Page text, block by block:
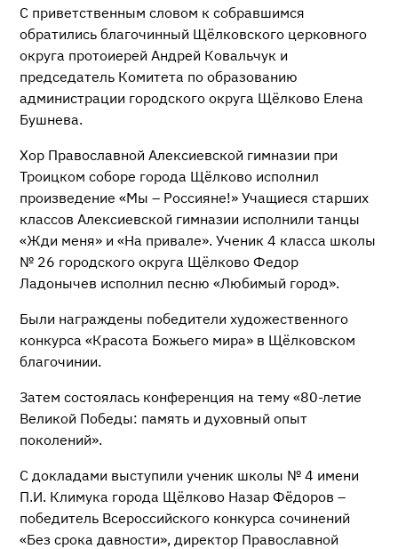
С приветственным словом к собравшимся
обратились благочинный Щёлковского церковного
округа протоиерей Андрей Ковальчук и
председатель Комитета по образованию
администрации городского округа Щёлково Елена
Бушнева.
Хор Православной Алексиевской гимназии при
Троицком соборе города Щёлково исполнил
произведение «Мы – Россияне!» Учащиеся старших
классов Алексиевской гимназии исполнили танцы
«Жди меня» и «На привале». Ученик 4 класса школы
№ 26 городского округа Щёлково Федор
Ладонычев исполнил песню «Любимый город».
Были награждены победители художественного
конкурса «Красота Божьего мира» в Щёлковском
благочинии.
Затем состоялась конференция на тему «80-летие
Великой Победы: память и духовный опыт
поколений».
С докладами выступили ученик школы № 4 имени
П.И. Климука города Щёлково Назар Фёдоров –
победитель Всероссийского конкурса сочинений
«Без срока давности», директор Православной